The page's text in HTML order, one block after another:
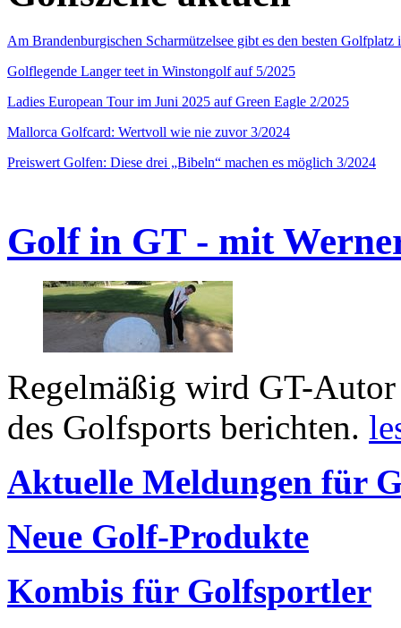
Am Brandenburgischen Scharmützelsee gibt es den besten
Golflegende Langer teet in Winstongolf auf 5/2025
Ladies European Tour im Juni 2025 auf Green Eagle 2/2025
Mallorca Golfcard: Wertvoll wie nie zuvor 3/2024
Preiswert Golfen: Diese drei „Bibeln“ machen es möglich 3/2024
Golf in GT - mit
Regelmäßig wird GT-
des Golfsports berichten.
Aktuelle Meldungen für
Neue Golf-Produkte
Kombis für Golfsportler